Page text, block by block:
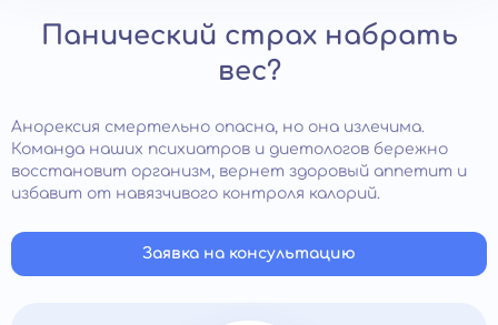
Панический страх набрать
вес?
Анорексия смертельно опасна, но она излечима.
Команда наших психиатров и диетологов бережно
восстановит организм, вернет здоровый аппетит и
избавит от навязчивого контроля калорий.
Заявка на консультацию